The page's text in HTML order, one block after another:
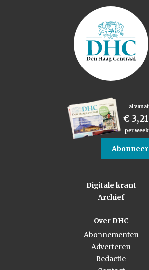
al vanaf
€ 3,21
per week
Abonneer
Digitale krant
Archief
Over DHC
Abonnementen
Adverteren
Redactie